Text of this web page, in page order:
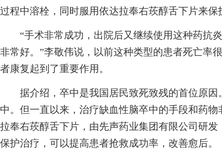
过程中溶栓，同时服用依达拉奉右莰醇舌下片来保
“手术非常成功，出院后又继续使用这种药抗
非常好。”李敬伟说，以前这种类型的患者死亡率
者康复起到了重要作用。
据介绍，卒中是我国居民致死致残的首位原因
中。但一直以来，治疗缺血性脑卒中的手段和药
拉奉右莰醇舌下片，由先声药业集团有限公司研
保护治疗，可以提高患者抢救成功率，改善愈后。